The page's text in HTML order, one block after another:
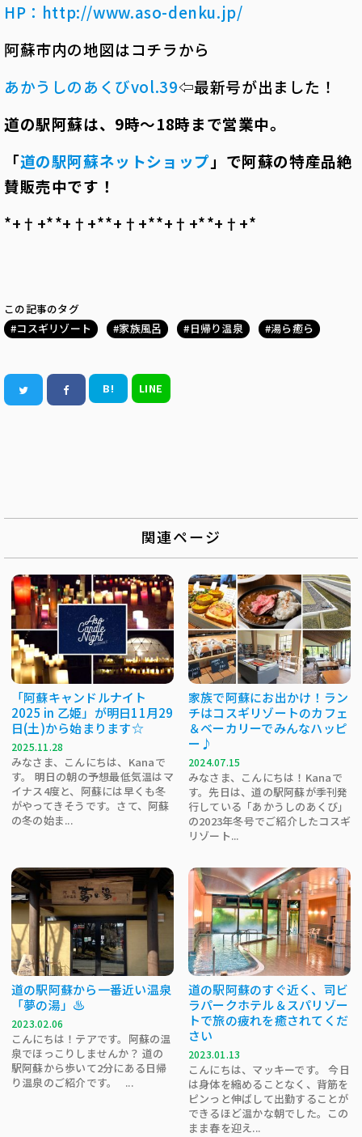
HP ： http://www.aso-denku.jp/
阿蘇市内の地図はコチラから
あかうしのあくびvol.39⇦最新号が出ました！
道の駅阿蘇は、 9時～18時まで営業中。
「道の駅阿蘇ネットショップ」で阿蘇の特産品絶
賛販売中です！
*+†+*――*+†+*――*+†+*――*+†+*――*+†+*――
この記事のタグ
コスギリゾート
家族風呂 日帰り温泉 湯ら癒ら
B! LINE
関連ページ
「阿蘇キャンドルナイト
2025 in 乙姫」が明日11月29
日(土)から始まります☆
2025.11.28
みなさま、こんにちは、Kanaで
す。 明日の朝の予想最低気温はマ
イナス4度と、阿蘇には早くも冬
がやってきそうです。さて、阿蘇
の冬の始ま...
家族で阿蘇にお出かけ！ラン
チはコスギリゾートのカフェ
＆ベーカリーでみんなハッピ
ー♪
2024.07.15
みなさま、こんにちは！Kanaで
す。先日は、道の駅阿蘇が季刊発
行している「あかうしのあくび」
の2023年冬号でご紹介したコスギ
リゾート...
道の駅阿蘇から一番近い温泉
「夢の湯」♨
2023.02.06
こんにちは！テアです。阿蘇の温
泉でほっこりしませんか？ 道の
駅阿蘇から歩いて2分にある日帰
り温泉のご紹介です。 ...
道の駅阿蘇のすぐ近く、司ビ
ラパークホテル＆スパリゾー
トで旅の疲れを癒されてくだ
さい
2023.01.13
こんにちは、マッキーです。 今日
は身体を縮めることなく、背筋を
ピンっと伸ばして出勤することが
できるほど温かな朝でした。この
まま春を迎え...